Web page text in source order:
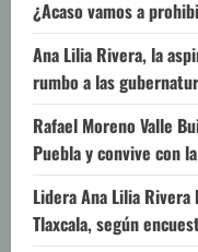
¿Acaso vamos a
Ana Lilia Rivera, la
rumbo a las
Rafael Moreno Valle
Puebla y convive con
Lidera Ana Lilia
Tlaxcala, según